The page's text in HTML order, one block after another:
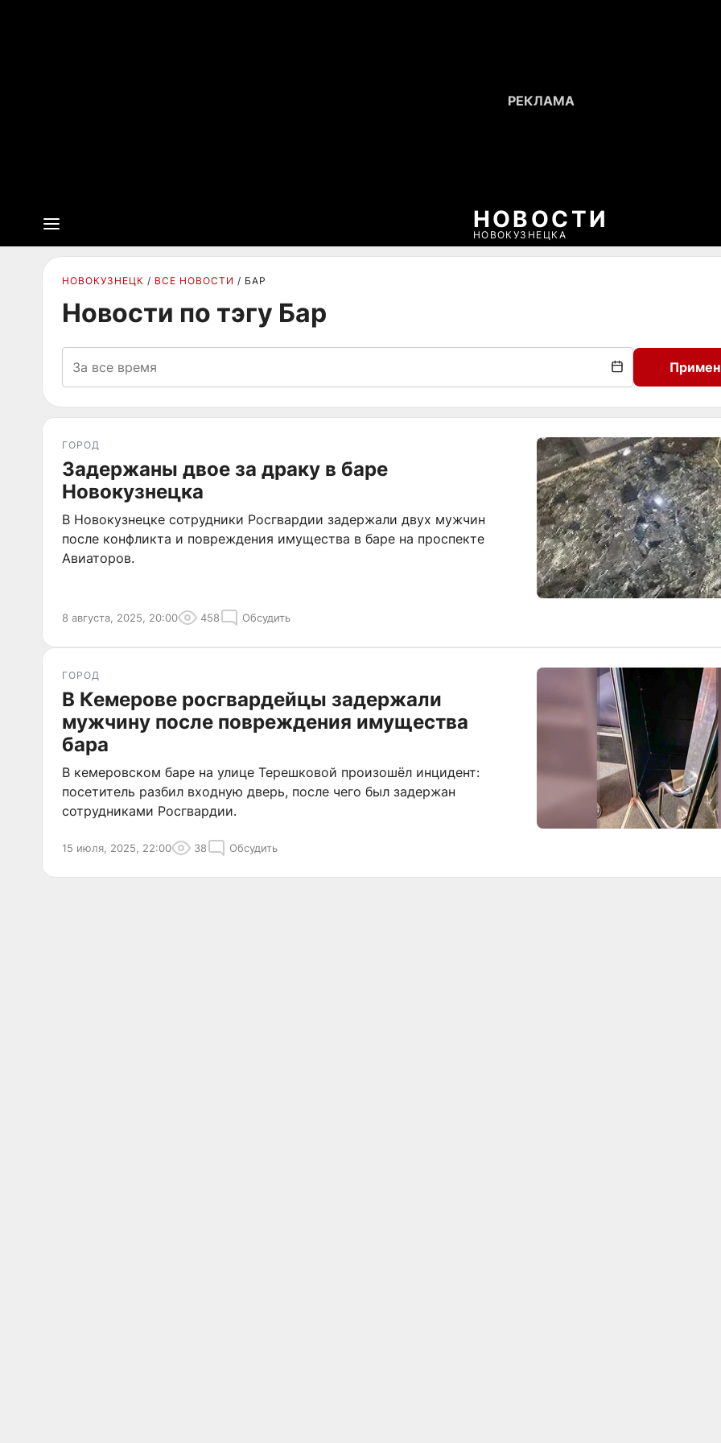
НОВОСТИ
НОВОКУЗНЕЦКА
НОВОКУЗНЕЦК ВСЕ НОВОСТИ БАР
Новости по тэгу Бар
ГОРОД
Задержаны двое за драку в баре
Новокузнецка
В Новокузнецке сотрудники Росгвардии задержали двух мужчин
после конфликта и повреждения имущества в баре на проспекте
Авиаторов.
8 августа, 2025, 20:00 458 Обсудить
ГОРОД
В Кемерове росгвардейцы задержали
мужчину после повреждения имущества
бара
В кемеровском баре на улице Терешковой произошёл инцидент:
посетитель разбил входную дверь, после чего был задержан
сотрудниками Росгвардии.
15 июля, 2025, 22:00 38 Обсудить